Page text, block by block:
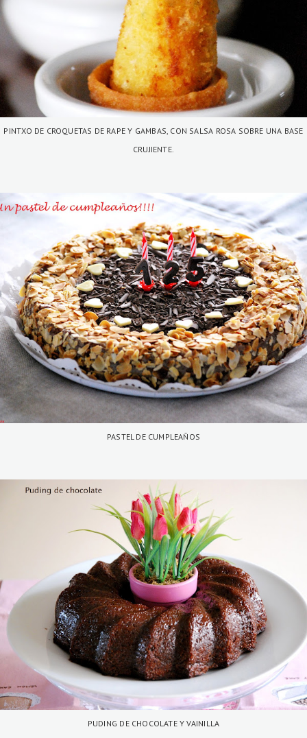
PINTXO DE CROQUETAS DE RAPE Y GAMBAS, CON SALSA ROSA SOBRE UNA BASE
CRUJIENTE.
PASTEL DE CUMPLEAÑOS
PUDING DE CHOCOLATE Y VAINILLA